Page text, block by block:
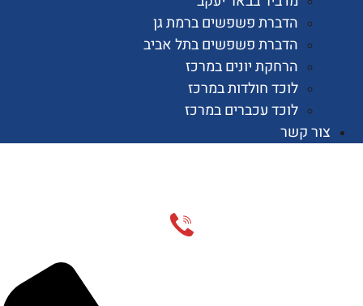
הדברת פשפשים ברמת גן
הדברת פשפשים בתל אביב
הרחקת יונים במרכז
לוכד חולדות במרכז
לוכד עכברים במרכז